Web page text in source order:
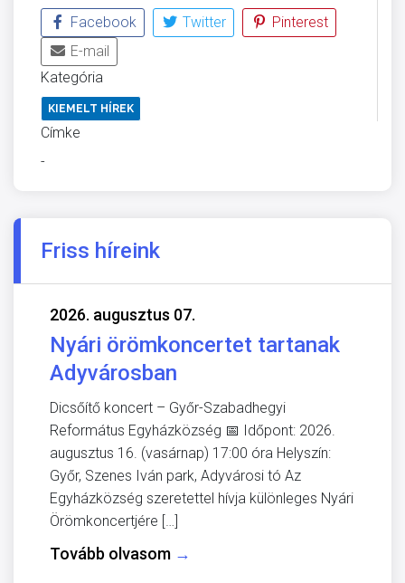
Facebook
Twitter
Pinterest
E-mail
Kategória
KIEMELT HÍREK
Címke
-
Friss híreink
2026. augusztus 07.
Nyári örömkoncertet tartanak
Adyvárosban
Dicsőítő koncert – Győr-Szabadhegyi
Református Egyházközség 📅 Időpont: 2026.
augusztus 16. (vasárnap) 17:00 óra Helyszín:
Győr, Szenes Iván park, Adyvárosi tó Az
Egyházközség szeretettel hívja különleges Nyári
Örömkoncertjére […]
Tovább olvasom →